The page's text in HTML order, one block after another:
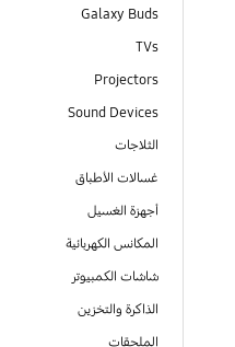
Galaxy Buds
TVs
Projectors
Sound Devices
الثلاجات
غسالات الأطباق
أجهزة الغسيل
المكانس الكهربائية
شاشات الكمبيوتر
الذاكرة والتخزين
الملحقات